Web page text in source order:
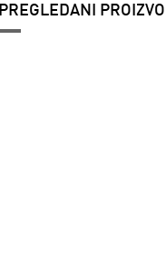
PREGLEDANI